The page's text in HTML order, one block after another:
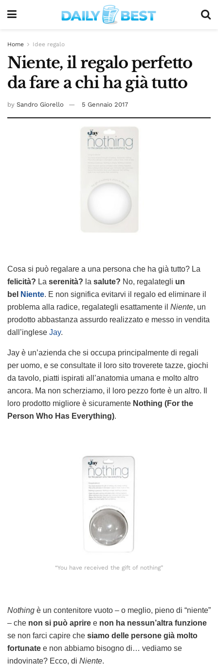
Home Idee regalo
Niente, il regalo perfetto
da fare a chi ha già tutto
by Sandro Giorello 5 Gennaio 2017
Cosa si può regalare a una persona che ha già tutto? La
felicità? La serenità? la salute? No, regalategli un
bel
Niente. E non significa evitarvi il regalo ed eliminare il
problema alla radice, regalategli esattamente il Niente, un
prodotto abbastanza assurdo realizzato e messo in vendita
dall’inglese Jay.
Jay è un’azienda che si occupa principalmente di regali
per uomo, e se consultate il loro sito troverete tazze, giochi
da tavolo, piatti ispirati all’anatomia umana e molto altro
ancora. Ma non scherziamo, il loro pezzo forte è un altro. Il
loro prodotto migliore è sicuramente Nothing (For the
Person Who Has Everything).
“You have received the gift of nothing”
Nothing è un contenitore vuoto – o meglio, pieno di “niente”
– che non si può aprire e non ha nessun’altra funzione
se non farci capire che siamo delle persone già molto
fortunate e non abbiamo bisogno di… vediamo se
indovinate? Ecco, di Niente.